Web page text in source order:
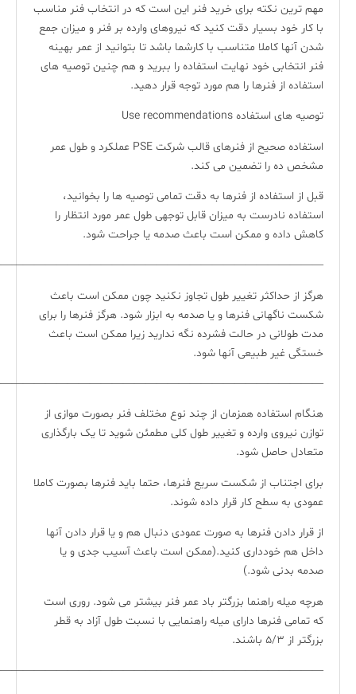
مهم ترین نکته برای خرید فنر این است که در انتخاب فنر مناسب
با کار خود بسیار دقت کنید که نیروهای وارده بر فنر و میزان جمع
شدن آنها کاملا متناسب با کارشما باشد تا بتوانید از عمر بهینه
فنر انتخابی خود نهایت استفاده را ببرید و هم چنین توصیه های
استفاده از فنرها را هم مورد توجه قرار دهید.
توصیه های استفاده Use recommendations
استفاده صحیح از فنرهای قالب شرکت PSE عملکرد و طول عمر
مشخص ده را تضمین می کند.
قبل از استفاده از فنرها به دقت تمامی توصیه ها را بخوانید،
استفاده نادرست به میزان قابل توجهی طول عمر مورد انتظار را
کاهش داده و ممکن است باعث صدمه یا جراحت شود.
هرگز از حداکثر تغییر طول تجاوز نکنید چون ممکن است باعث
شکست ناگهانی فنرها و یا صدمه به ابزار شود. هرگز فنرها را برای
مدت طولانی در حالت فشرده نگه ندارید زیرا ممکن است باعث
خستگی غیر طبیعی آنها شود.
هنگام استفاده همزمان از چند نوع مختلف فنر بصورت موازی از
توازن نیروی وارده و تغییر طول کلی مطمئن شوید تا یک بارگذاری
متعادل حاصل شود.
برای اجتناب از شکست سریع فنرها، حتما باید فنرها بصورت کاملا
عمودی به سطح کار قرار داده شوند.
از قرار دادن فنرها به صورت عمودی دنبال هم و یا قرار دادن آنها
داخل هم خودداری کنید.(ممکن است باعث آسیب جدی و یا
صدمه بدنی شود.)
هرچه میله راهنما بزرگتر باد عمر فنر بیشتر می شود. روری است
که تمامی فنرها دارای میله راهنمایی با نسبت طول آزاد به قطر
بزرگتر از ۵/۳ باشند.